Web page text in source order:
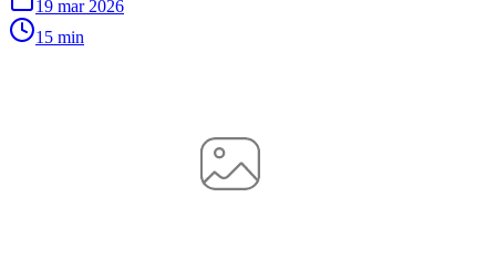
19 mar 2026
15 min